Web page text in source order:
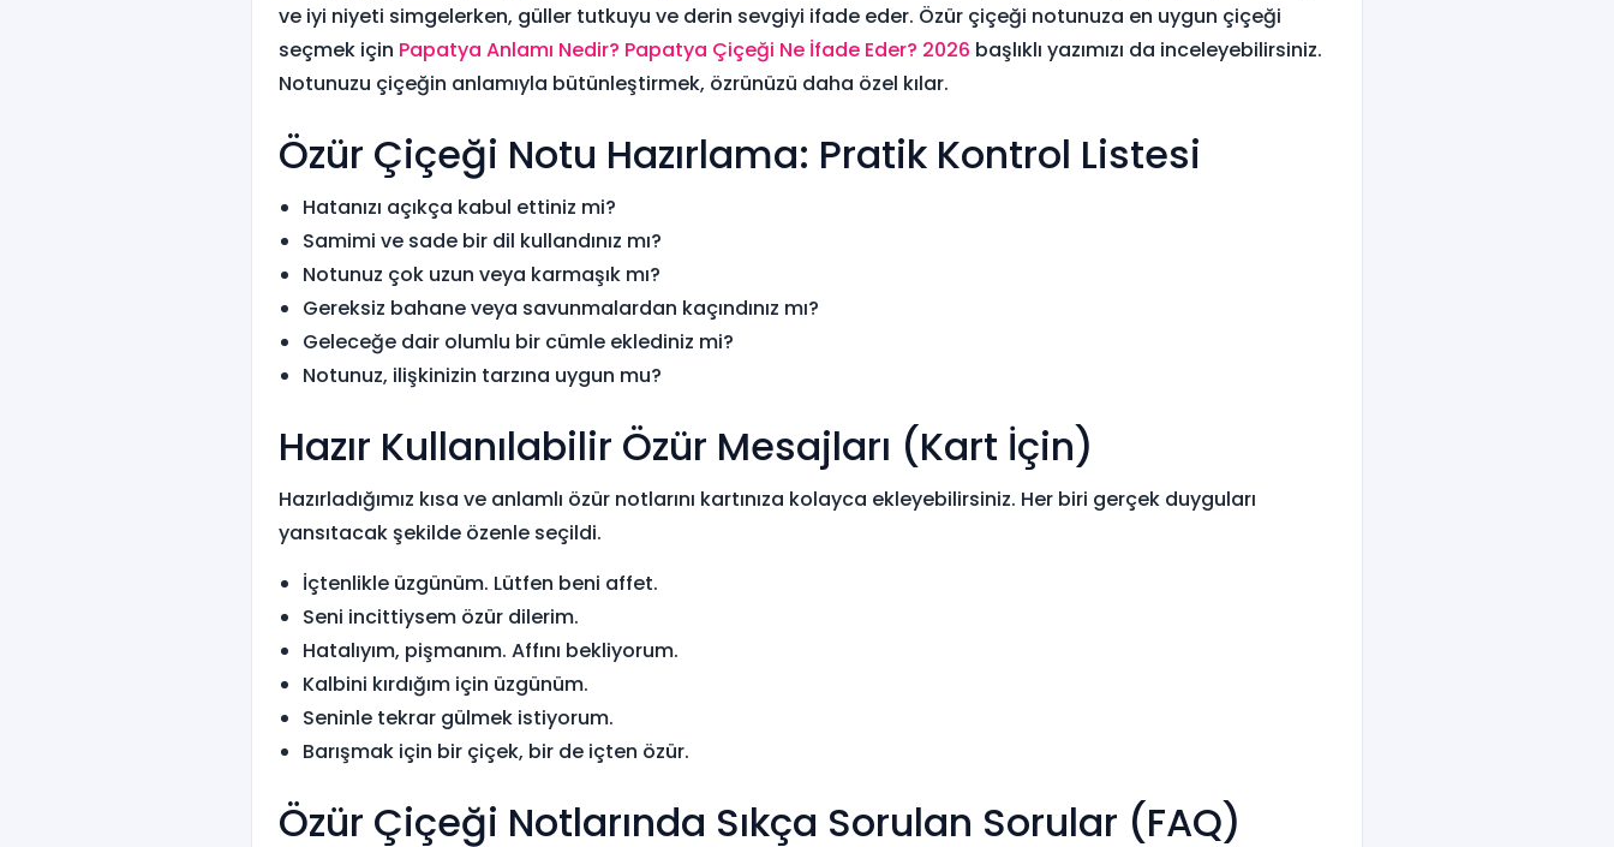
ve iyi niyeti simgelerken, güller tutkuyu ve derin sevgiyi ifade eder. Özür çiçeği notunuza en uygun çiçeği
seçmek için Papatya Anlamı Nedir? Papatya Çiçeği Ne İfade Eder? 2026 başlıklı yazımızı da inceleyebilirsiniz.
Notunuzu çiçeğin anlamıyla bütünleştirmek, özrünüzü daha özel kılar.
Özür Çiçeği Notu Hazırlama: Pratik Kontrol Listesi
Hatanızı açıkça kabul ettiniz mi?
Samimi ve sade bir dil kullandınız mı?
Notunuz çok uzun veya karmaşık mı?
Gereksiz bahane veya savunmalardan kaçındınız mı?
Geleceğe dair olumlu bir cümle eklediniz mi?
Notunuz, ilişkinizin tarzına uygun mu?
Hazır Kullanılabilir Özür Mesajları (Kart İçin)
Hazırladığımız kısa ve anlamlı özür notlarını kartınıza kolayca ekleyebilirsiniz. Her biri gerçek duyguları
yansıtacak şekilde özenle seçildi.
İçtenlikle üzgünüm. Lütfen beni affet.
Seni incittiysem özür dilerim.
Hatalıyım, pişmanım. Affını bekliyorum.
Kalbini kırdığım için üzgünüm.
Seninle tekrar gülmek istiyorum.
Barışmak için bir çiçek, bir de içten özür.
Özür Çiçeği Notlarında Sıkça Sorulan Sorular (FAQ)